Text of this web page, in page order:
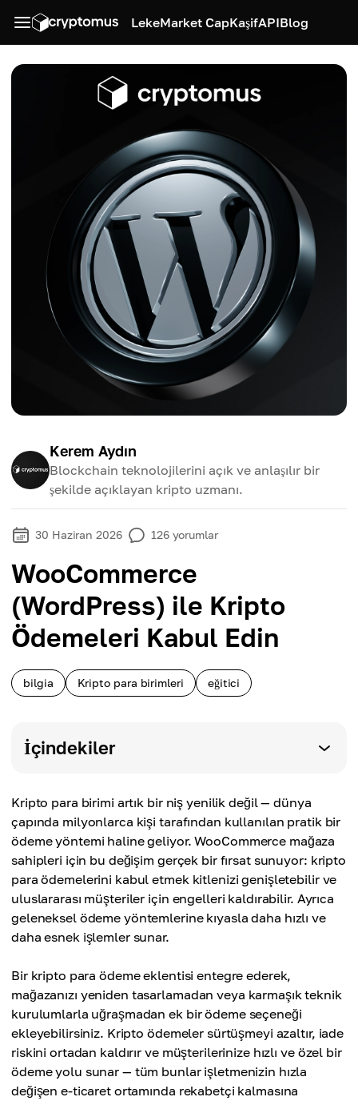
LekeMarket CapKaşifAPIBlog
Kerem Aydın
Blockchain teknolojilerini açık ve anlaşılır bir
şekilde açıklayan kripto uzmanı.
30 Haziran 2026 126 yorumlar
WooCommerce
(WordPress) ile Kripto
Ödemeleri Kabul Edin
bilgia Kripto para birimleri eğitici
İçindekiler
Kripto para birimi artık bir niş yenilik değil — dünya
çapında milyonlarca kişi tarafından kullanılan pratik bir
ödeme yöntemi haline geliyor. WooCommerce mağaza
sahipleri için bu değişim gerçek bir fırsat sunuyor: kripto
para ödemelerini kabul etmek kitlenizi genişletebilir ve
uluslararası müşteriler için engelleri kaldırabilir. Ayrıca
geleneksel ödeme yöntemlerine kıyasla daha hızlı ve
daha esnek işlemler sunar.
Bir kripto para ödeme eklentisi entegre ederek,
mağazanızı yeniden tasarlamadan veya karmaşık teknik
kurulumlarla uğraşmadan ek bir ödeme seçeneği
ekleyebilirsiniz. Kripto ödemeler sürtüşmeyi azaltır, iade
riskini ortadan kaldırır ve müşterilerinize hızlı ve özel bir
ödeme yolu sunar — tüm bunlar işletmenizin hızla
değişen e-ticaret ortamında rekabetçi kalmasına